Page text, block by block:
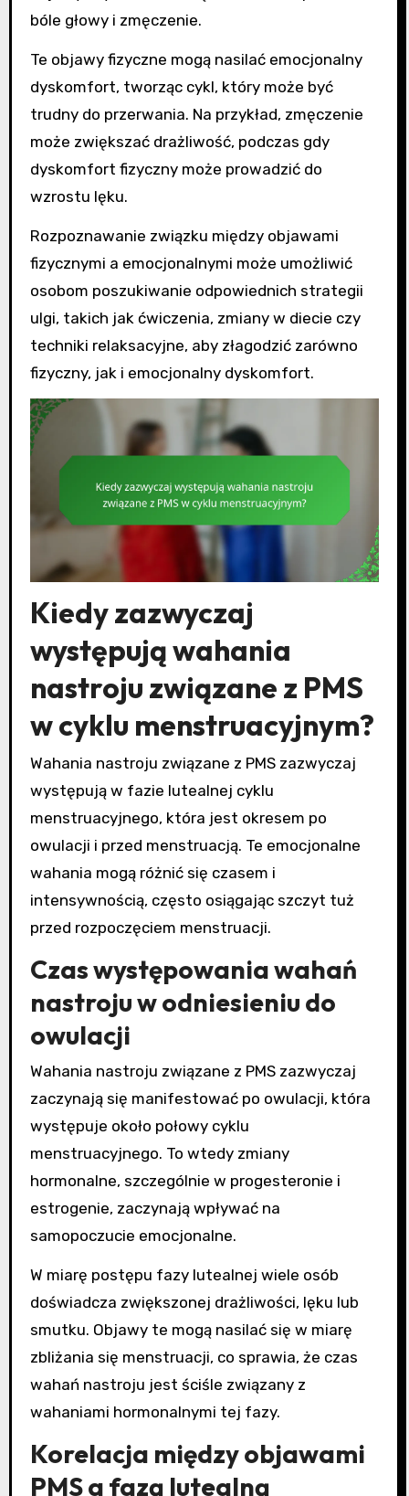
bóle głowy i zmęczenie.
Te objawy fizyczne mogą nasilać emocjonalny
dyskomfort, tworząc cykl, który może być
trudny do przerwania. Na przykład, zmęczenie
może zwiększać drażliwość, podczas gdy
dyskomfort fizyczny może prowadzić do
wzrostu lęku.
Rozpoznawanie związku między objawami
fizycznymi a emocjonalnymi może umożliwić
osobom poszukiwanie odpowiednich strategii
ulgi, takich jak ćwiczenia, zmiany w diecie czy
techniki relaksacyjne, aby złagodzić zarówno
fizyczny, jak i emocjonalny dyskomfort.
Kiedy zazwyczaj
występują wahania
nastroju związane z PMS
w cyklu menstruacyjnym?
Wahania nastroju związane z PMS zazwyczaj
występują w fazie lutealnej cyklu
menstruacyjnego, która jest okresem po
owulacji i przed menstruacją. Te emocjonalne
wahania mogą różnić się czasem i
intensywnością, często osiągając szczyt tuż
przed rozpoczęciem menstruacji.
Czas występowania wahań
nastroju w odniesieniu do
owulacji
Wahania nastroju związane z PMS zazwyczaj
zaczynają się manifestować po owulacji, która
występuje około połowy cyklu
menstruacyjnego. To wtedy zmiany
hormonalne, szczególnie w progesteronie i
estrogenie, zaczynają wpływać na
samopoczucie emocjonalne.
W miarę postępu fazy lutealnej wiele osób
doświadcza zwiększonej drażliwości, lęku lub
smutku. Objawy te mogą nasilać się w miarę
zbliżania się menstruacji, co sprawia, że czas
wahań nastroju jest ściśle związany z
wahaniami hormonalnymi tej fazy.
Korelacja między objawami
PMS a fazą lutealną